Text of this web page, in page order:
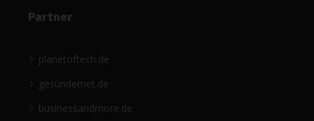
Partner
planetoftech.de
gesündernet.de
businessandmore.de